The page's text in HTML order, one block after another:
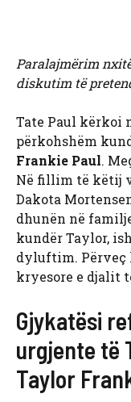
Paralajmërim
diskutim të
Tate Paul kërkoi
përkohshëm
Frankie Paul.
Në fillim të këtij
Dakota
dhunën në
kundër Taylor,
dyluftim. Përveç
kryesore e djalit
Gjykatësi
urgjente të
Taylor